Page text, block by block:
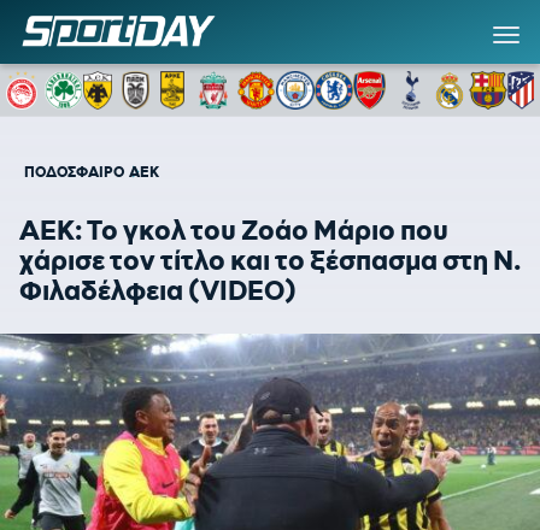
ΠΟΔΟΣΦΑΙΡΟ ΑΕΚ
ΑΕΚ: Το γκολ του Ζοάο Μάριο που
χάρισε τον τίτλο και το ξέσπασμα στη Ν.
Φιλαδέλφεια (VIDEO)